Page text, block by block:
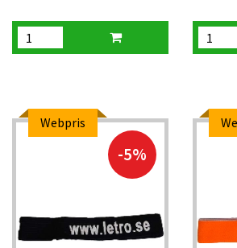
Webpris
-5%